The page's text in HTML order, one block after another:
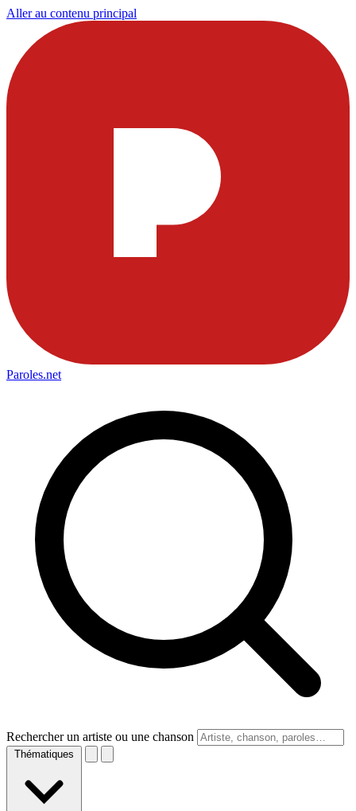
Aller au contenu principal
Paroles.net
Rechercher un artiste ou une chanson
Thématiques